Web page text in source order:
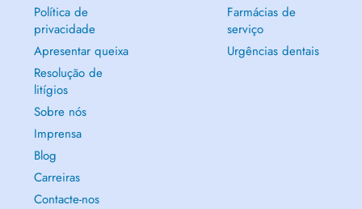
Política de
privacidade
Apresentar queixa
Resolução de
litígios
Sobre nós
Imprensa
Blog
Carreiras
Contacte-nos
Farmácias de
serviço
Urgências dentais